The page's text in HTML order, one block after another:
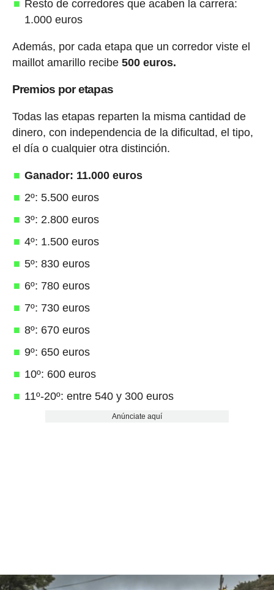
Resto de corredores que acaben la carrera:
1.000 euros
Además, por cada etapa que un corredor viste el
maillot amarillo recibe500 euros.
Premios por etapas
Todas las etapas reparten la misma cantidad de
dinero, con independencia de la dificultad, el tipo,
el día o cualquier otra distinción.
Ganador: 11.000 euros
2º: 5.500 euros
3º: 2.800 euros
4º: 1.500 euros
5º: 830 euros
6º: 780 euros
7º: 730 euros
8º: 670 euros
9º: 650 euros
10º: 600 euros
11º-20º: entre 540 y 300 euros
Anúnciate aquí